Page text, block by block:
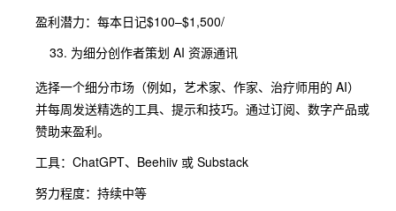
盈利潜力：每本日记$100–$1,500/
为细分创作者策划 AI 资源通讯
选择一个细分市场（例如，艺术家、作家、治疗师用的 AI）
并每周发送精选的工具、提示和技巧。通过订阅、数字产品或
赞助来盈利。
工具：ChatGPT、Beehiiv 或 Substack
努力程度：持续中等